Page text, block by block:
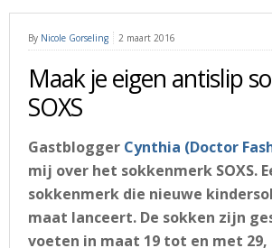
By Nicole Gorseling 2 maart 2016
Maak je eigen antislip
SOXS
Gastblogger Cynthia (Doctor
mij over het sokkenmerk SOXS.
sokkenmerk die nieuwe
maat lanceert. De sokken zijn
voeten in maat 19 tot en met 29,